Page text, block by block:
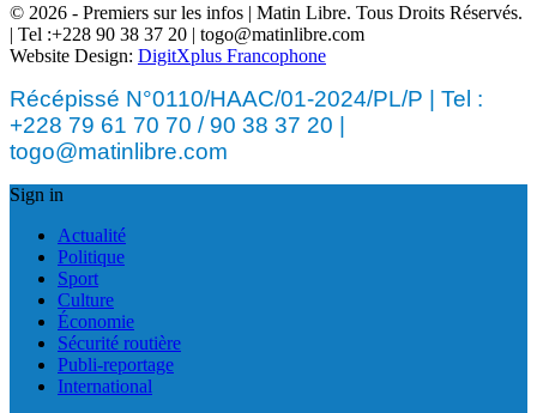
© 2026 - Premiers sur les infos | Matin Libre. Tous Droits Réservés.
| Tel :+228 90 38 37 20 | togo@matinlibre.com
Website Design: DigitXplus Francophone
Récépissé N°0110/HAAC/01-2024/PL/P | Tel :
+228 79 61 70 70 / 90 38 37 20 |
togo@matinlibre.com
Sign in
Actualité
Politique
Sport
Culture
Économie
Sécurité routière
Publi-reportage
International